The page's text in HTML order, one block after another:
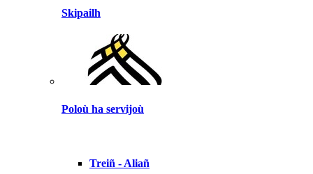
Skipailh
Poloù ha servijoù
Treiñ - Aliañ